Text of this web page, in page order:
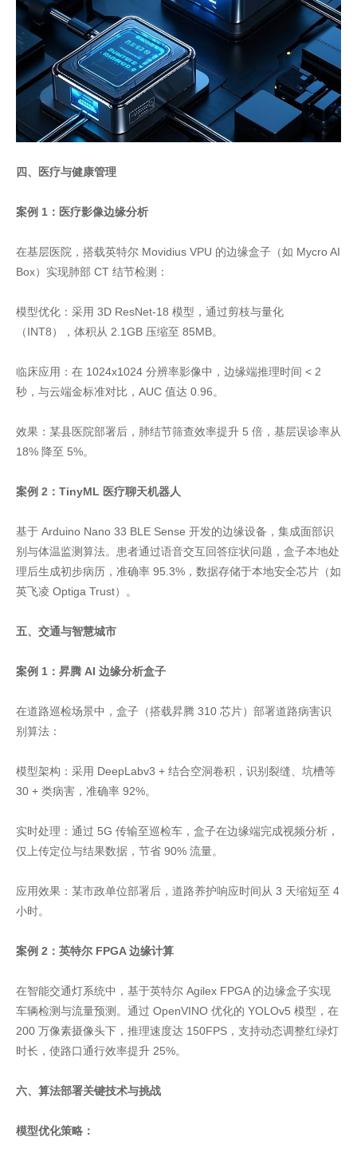
四、医疗与健康管理
案例 1：医疗影像边缘分析
在基层医院，搭载英特尔 Movidius VPU 的边缘盒子（如 Mycro AI
Box）实现肺部 CT 结节检测：
模型优化：采用 3D ResNet-18 模型，通过剪枝与量化
（INT8），体积从 2.1GB 压缩至 85MB。
临床应用：在 1024x1024 分辨率影像中，边缘端推理时间 < 2
秒，与云端金标准对比，AUC 值达 0.96。
效果：某县医院部署后，肺结节筛查效率提升 5 倍，基层误诊率从
18% 降至 5%。
案例 2：TinyML 医疗聊天机器人
基于 Arduino Nano 33 BLE Sense 开发的边缘设备，集成面部识
别与体温监测算法。患者通过语音交互回答症状问题，盒子本地处
理后生成初步病历，准确率 95.3%，数据存储于本地安全芯片（如
英飞凌 Optiga Trust）。
五、交通与智慧城市
案例 1：昇腾 AI 边缘分析盒子
在道路巡检场景中，盒子（搭载昇腾 310 芯片）部署道路病害识
别算法：
模型架构：采用 DeepLabv3 + 结合空洞卷积，识别裂缝、坑槽等
30 + 类病害，准确率 92%。
实时处理：通过 5G 传输至巡检车，盒子在边缘端完成视频分析，
仅上传定位与结果数据，节省 90% 流量。
应用效果：某市政单位部署后，道路养护响应时间从 3 天缩短至 4
小时。
案例 2：英特尔 FPGA 边缘计算
在智能交通灯系统中，基于英特尔 Agilex FPGA 的边缘盒子实现
车辆检测与流量预测。通过 OpenVINO 优化的 YOLOv5 模型，在
200 万像素摄像头下，推理速度达 150FPS，支持动态调整红绿灯
时长，使路口通行效率提升 25%。
六、算法部署关键技术与挑战
模型优化策略：